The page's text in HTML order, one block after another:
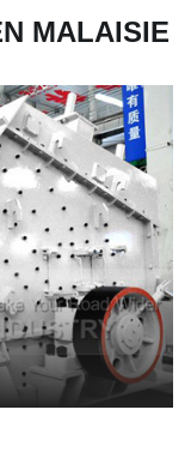
MALAISIE